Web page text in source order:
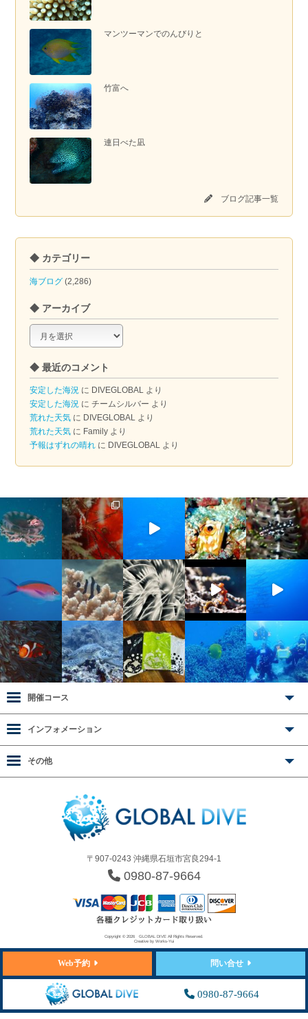
マンツーマンでのんびりと
竹富へ
連日べた凪
ブログ記事一覧
◆ カテゴリー
海ブログ (2,286)
◆ アーカイブ
◆
ア
カ
イ
ブ
◆ 最近のコメント
安定した海況 に DIVEGLOBAL より
安定した海況 にチームシルバー より
荒れた天気 に DIVEGLOBAL より
荒れた天気 に Family より
予報はずれの晴れ に DIVEGLOBAL より
〒907-0243 沖縄県石垣市宮良294-1
0980-87-9664
開催コース
インフォメーション
その他
Copyright © 2026 GLOBAL DIVE All Rights Reserved.
Creative by Works-Yui
Web予約 問い合せ
0980-87-9664